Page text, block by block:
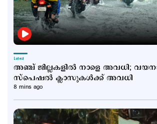
Latest
അഞ്ച് ജില്ലകളില്‍ നാളെ അവധി;
സ്പെഷല്‍ ക്ലാസുകള്‍ക്ക് അവധി
8 mins ago